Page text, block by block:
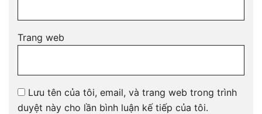
Trang web
Lưu tên của tôi, email, và trang web trong trình
duyệt này cho lần bình luận kế tiếp của tôi.